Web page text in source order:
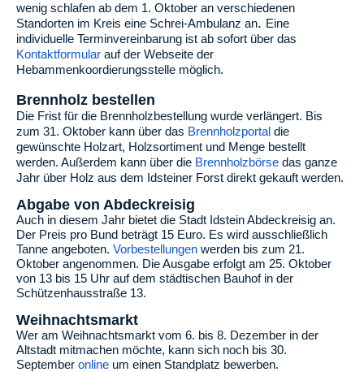
wenig schlafen ab dem 1. Oktober an verschiedenen
Standorten im Kreis eine Schrei-Ambulanz an. Eine
individuelle Terminvereinbarung ist ab sofort über das
Kontaktformular auf der Webseite der
Hebammenkoordierungsstelle möglich.
Brennholz bestellen
Die Frist für die Brennholzbestellung wurde verlängert. Bis
zum 31. Oktober kann über das Brennholzportal die
gewünschte Holzart, Holzsortiment und Menge bestellt
werden. Außerdem kann über die Brennholzbörse das ganze
Jahr über Holz aus dem Idsteiner Forst direkt gekauft werden.
Abgabe von Abdeckreisig
Auch in diesem Jahr bietet die Stadt Idstein Abdeckreisig an.
Der Preis pro Bund beträgt 15 Euro. Es wird ausschließlich
Tanne angeboten. Vorbestellungen werden bis zum 21.
Oktober angenommen. DieAusgabe erfolgt am 25. Oktober
von 13 bis 15 Uhr auf dem städtischen Bauhof in der
Schützenhausstraße 13.
Weihnachtsmarkt
Wer am Weihnachtsmarkt vom 6. bis 8. Dezember in der
Altstadt mitmachen möchte, kann sich noch bis 30.
September online um einen Standplatz bewerben.